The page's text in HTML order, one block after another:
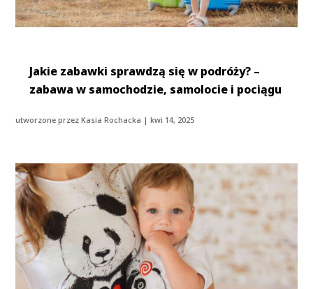
Jakie zabawki sprawdzą się w podróży? –
zabawa w samochodzie, samolocie i pociągu
utworzone przezKasia Rochacka |kwi 14, 2025